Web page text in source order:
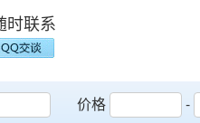
时联系
价格
-